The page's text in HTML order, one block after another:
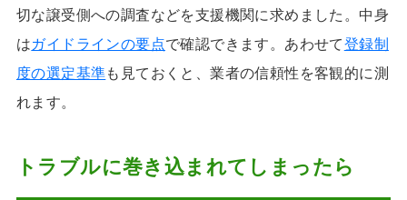
切な譲受側への調査などを支援機関に求めました。中身
はガイドラインの要点で確認できます。あわせて登録制
度の選定基準も見ておくと、業者の信頼性を客観的に測
れます。
トラブルに巻き込まれてしまったら